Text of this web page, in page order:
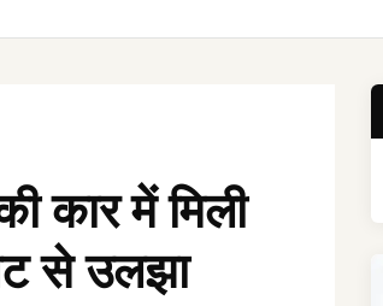
कार में मिली
से उलझा